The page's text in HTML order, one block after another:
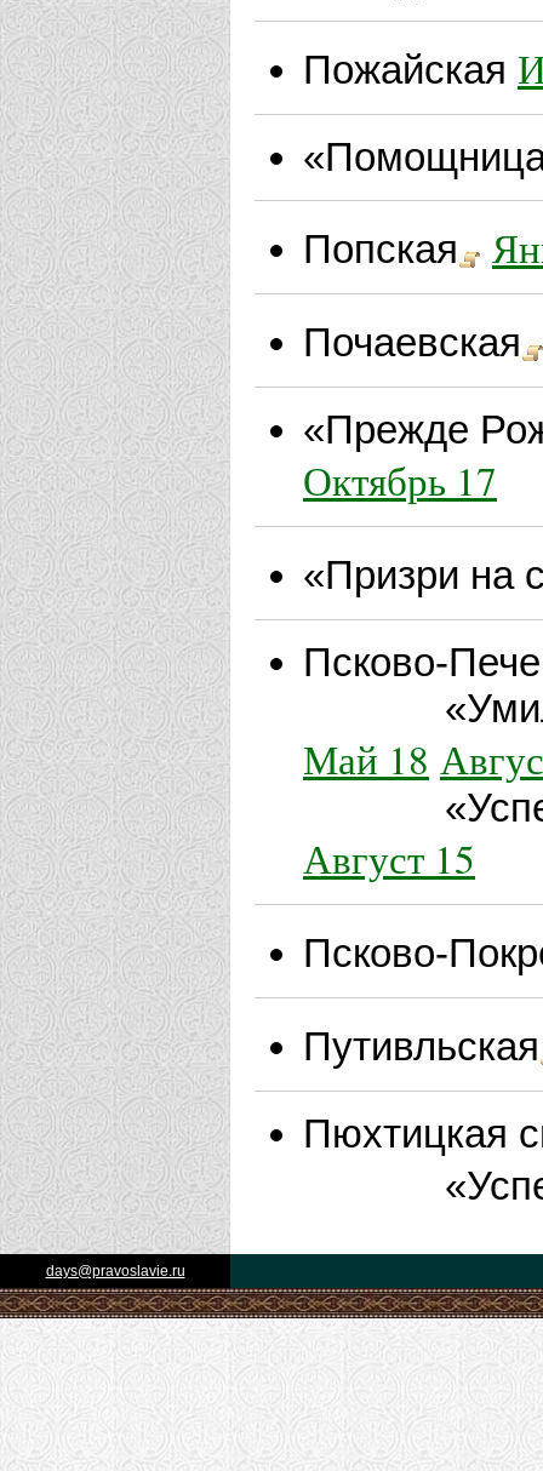
Пожайская
Попская
Почаевская
«Прежде
Октябрь 17
«Призри на
Псково-
Май 18
Август 15
Псково-
Путивльская
Пюхтицкая
days@pravoslavie.ru